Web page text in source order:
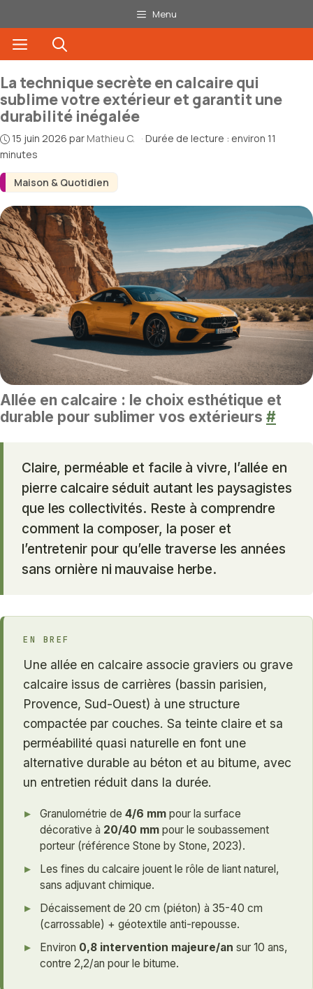
au
contenu
Menu
Menu
Maison & Quotidien
La technique secrète en calcaire qui
sublime votre extérieur et garantit une
durabilité inégalée
15 juin 2026 par Mathieu C. · Durée de lecture : environ 11
minutes
Allée en calcaire : le choix esthétique et
durable pour sublimer vos extérieurs #
Claire, perméable et facile à vivre, l’allée en
pierre calcaire séduit autant les paysagistes
que les collectivités. Reste à comprendre
comment la composer, la poser et
l’entretenir pour qu’elle traverse les années
sans ornière ni mauvaise herbe.
EN BREF
Une allée en calcaire associe graviers ou grave
calcaire issus de carrières (bassin parisien,
Provence, Sud-Ouest) à une structure
compactée par couches. Sa teinte claire et sa
perméabilité quasi naturelle en font une
alternative durable au béton et au bitume, avec
un entretien réduit dans la durée.
Granulométrie de 4/6 mm pour la surface
décorative à 20/40 mm pour le soubassement
porteur (référence Stone by Stone, 2023).
Les fines du calcaire jouent le rôle de liant naturel,
sans adjuvant chimique.
Décaissement de 20 cm (piéton) à 35-40 cm
(carrossable) + géotextile anti-repousse.
Environ 0,8 intervention majeure/an sur 10 ans,
contre 2,2/an pour le bitume.